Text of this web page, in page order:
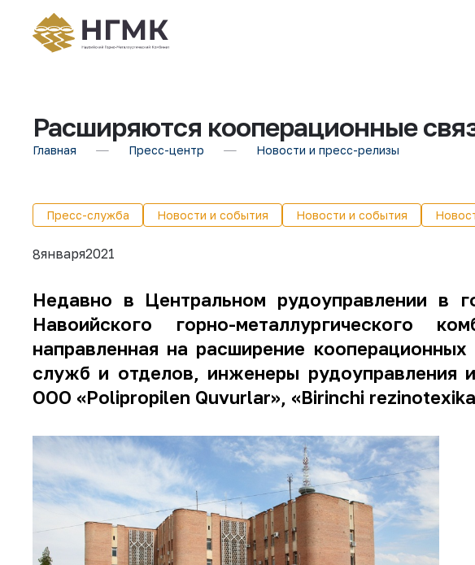
Расширяются кооперационные
Главная Пресс-центр Новости и пресс-релизы
Пресс-служба Новости и события Новости и события
8января2021
Недавно в Центральном рудоуправлении в
Навоийского горно-металлургического
направленная на расширение
служб и отделов, инженеры рудоуправления
ООО «Polipropilen Quvurlar», «Birinchi